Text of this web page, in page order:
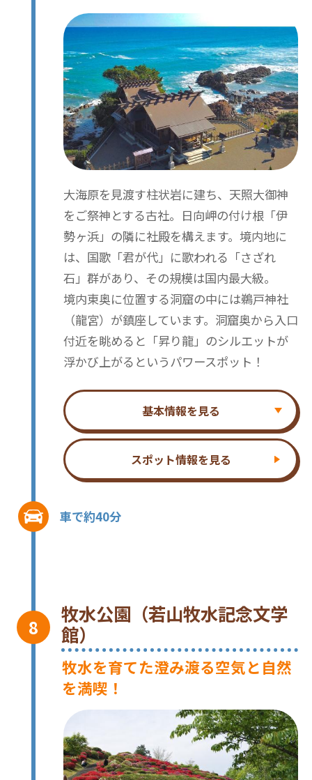
大海原を見渡す柱状岩に建ち、天照大御神
をご祭神とする古社。日向岬の付け根「伊
勢ヶ浜」の隣に社殿を構えます。境内地に
は、国歌「君が代」に歌われる「さざれ
石」群があり、その規模は国内最大級。
境内東奥に位置する洞窟の中には鵜戸神社
（龍宮）が鎮座しています。洞窟奥から入口
付近を眺めると「昇り龍」のシルエットが
浮かび上がるというパワースポット！
基本情報を見る
スポット情報を見る
車で約40分
牧水公園（若山牧水記念文学
館）
牧水を育てた澄み渡る空気と自然
を満喫！